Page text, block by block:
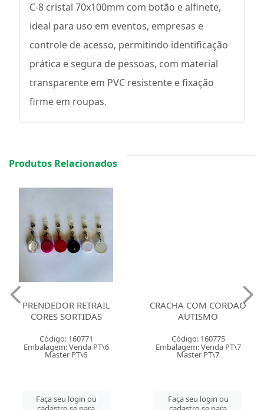
C-8 cristal 70x100mm com botão e alfinete,
ideal para uso em eventos, empresas e
controle de acesso, permitindo identificação
prática e segura de pessoas, com material
transparente em PVC resistente e fixação
firme em roupas.
Produtos Relacionados
PRENDEDOR RETRAIL
CORES SORTIDAS
Código: 160771
Embalagem: Venda PT\6
Master PT\6
Faça seu login ou
CRACHA COM CORDAO
AUTISMO
Código: 160775
Embalagem: Venda PT\7
Master PT\7
Faça seu login ou